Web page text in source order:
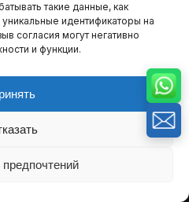
такие данные, как
идентификаторы на
согласия могут негативно
и функции.